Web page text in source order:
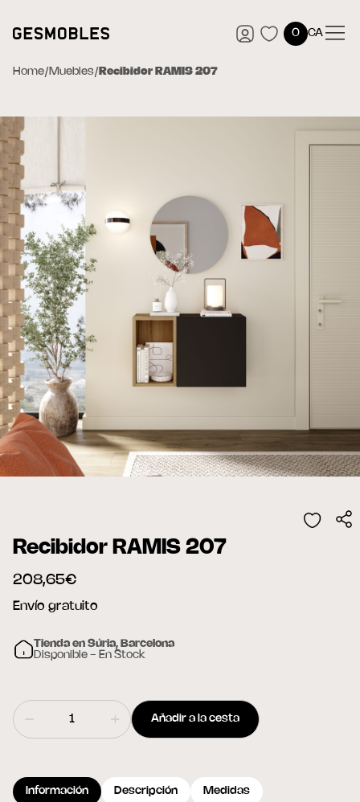
0 CA
Home/ Muebles/ Recibidor RAMIS 207
Recibidor RAMIS 207
208,65€
Envío gratuito
Tienda en Súria, Barcelona
Disponible - En Stock
Añadir a la cesta
Información Descripción Medidas